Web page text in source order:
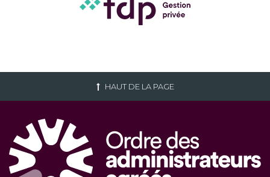
HAUT DE LA PAGE